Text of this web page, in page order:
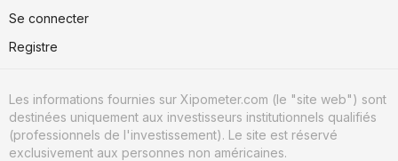
Se connecter
Registre
Les informations fournies sur Xipometer.com (le "site web") sont
destinées uniquement aux investisseurs institutionnels qualifiés
(professionnels de l'investissement). Le site est réservé
exclusivement aux personnes non américaines.